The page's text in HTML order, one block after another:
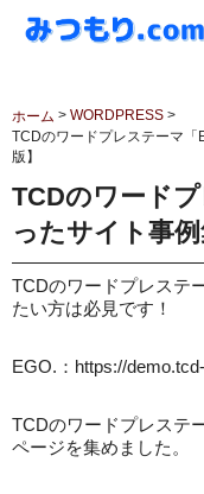
ホーム > WORDPRESS >
TCDのワードプレステーマ
版】
TCDのワード
ったサイト事例
TCDのワードプレステ
たい方は必見です！
EGO.：https://
TCDのワードプレステ
ページを集めました。